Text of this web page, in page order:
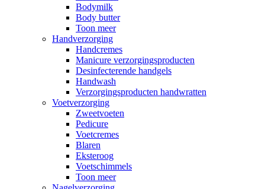
Bodymilk
Body butter
Toon meer
Handverzorging
Handcremes
Manicure verzorgingsproducten
Desinfecterende handgels
Handwash
Verzorgingsproducten handwratten
Voetverzorging
Zweetvoeten
Pedicure
Voetcremes
Blaren
Eksteroog
Voetschimmels
Toon meer